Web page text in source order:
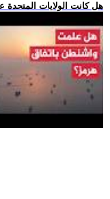
.. هل كانت الولايات المتحدة